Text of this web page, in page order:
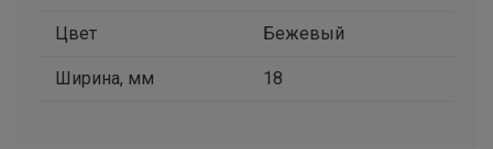
Цвет Бежевый
Ширина, мм 18